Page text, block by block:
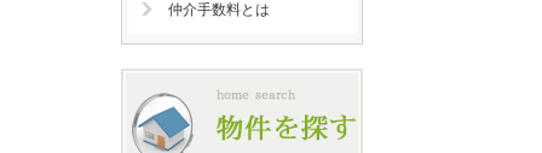
仲介手数料とは